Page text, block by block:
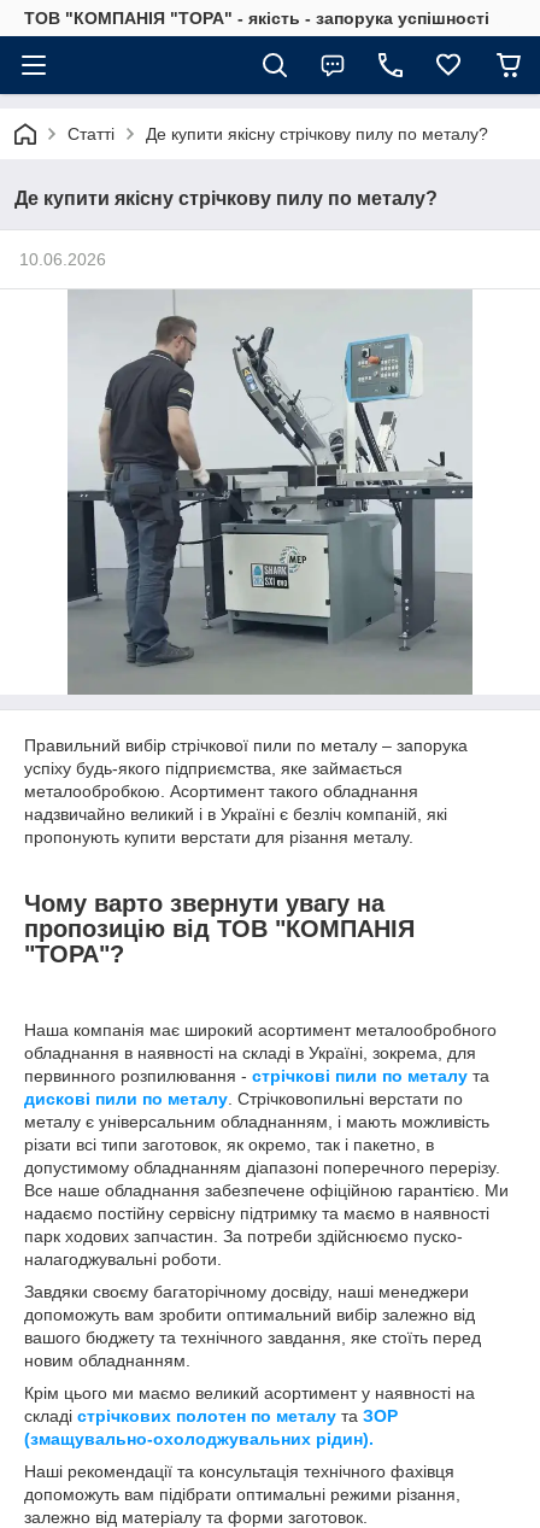
ТОВ "КОМПАНІЯ "ТОРА" - якість - запорука успішності
Статті Де купити якісну стрічкову пилу по металу?
Де купити якісну стрічкову пилу по металу?
10.06.2026
Правильний вибір стрічкової пили по металу – запорука
успіху будь-якого підприємства, яке займається
металообробкою. Асортимент такого обладнання
надзвичайно великий і в Україні є безліч компаній, які
пропонують купити верстати для різання металу.
Чому варто звернути увагу на
пропозицію від ТОВ "КОМПАНІЯ
"ТОРА"?
Наша компанія має широкий асортимент металообробного
обладнання в наявності на складі в Україні, зокрема, для
первинного розпилювання - стрічкові пили по металу та
дискові пили по металу . Стрічковопильні верстати по
металу є універсальним обладнанням, і мають можливість
різати всі типи заготовок, як окремо, так і пакетно, в
допустимому обладнанням діапазоні поперечного перерізу.
Все наше обладнання забезпечене офіційною гарантією. Ми
надаємо постійну сервісну підтримку та маємо в наявності
парк ходових запчастин. За потреби здійснюємо пуско-
налагоджувальні роботи.
Завдяки своєму багаторічному досвіду, наші менеджери
допоможуть вам зробити оптимальний вибір залежно від
вашого бюджету та технічного завдання, яке стоїть перед
новим обладнанням.
Крім цього ми маємо великий асортимент у наявності на
складі стрічкових полотен по металу та ЗОР
(змащувально-охолоджувальних рідин).
Наші рекомендації та консультація технічного фахівця
допоможуть вам підібрати оптимальні режими різання,
залежно від матеріалу та форми заготовок.